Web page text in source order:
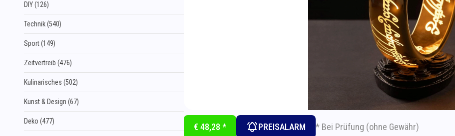
€ 48,28 * PREISALARM * Bei Prüfung (ohne Gewähr)
DIY (126)
Technik (540)
Sport (149)
Zeitvertreib (476)
Kulinarisches (502)
Kunst & Design (67)
Deko (477)